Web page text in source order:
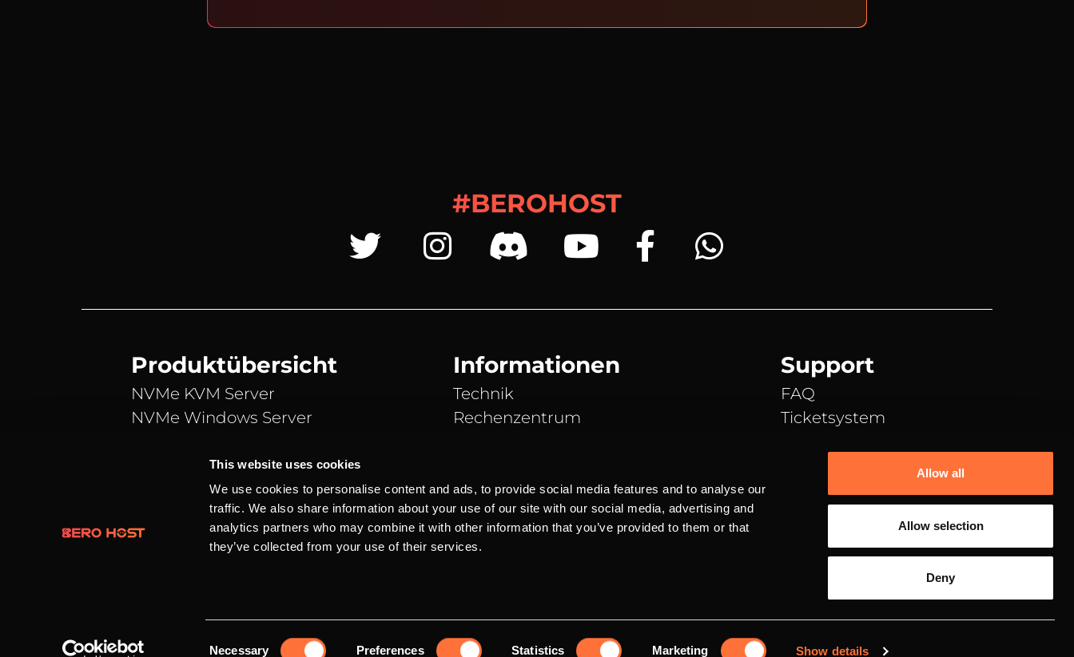
This website uses cookies
We use cookies to personalise content and ads, to provide social media features and to analyse our
traffic. We also share information about your use of our site with our social media, advertising and
analytics partners who may combine it with other information that you’ve provided to them or that
they’ve collected from your use of their services.
Necessary Preferences Statistics Marketing Show details
Allow all
Allow selection
Deny
#BEROHOST
Produktübersicht
NVMe KVM Server
NVMe Windows Server
Teamspeak 3 Server
Webspace
Informationen
Technik
Rechenzentrum
News Blog
Server Status
Support
FAQ
Ticketsystem
E-Mail Support
Datenschutz Impressum